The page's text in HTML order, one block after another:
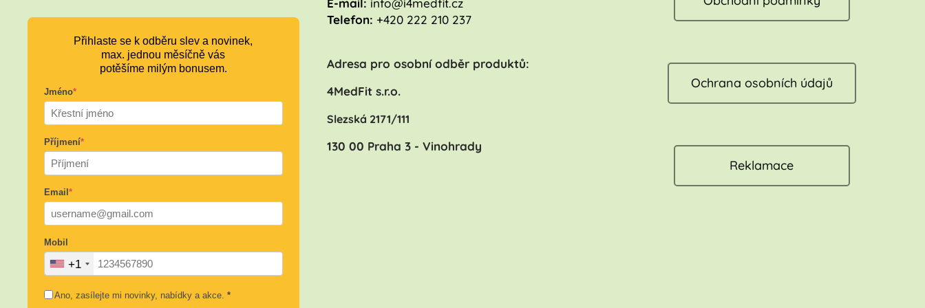
Přihlaste se k odběru slev a novinek,
max. jednou měsíčně vás
potěšíme milým bonusem.
Jméno*
Příjmení*
Email *
Mobil
+1
Ano, zasílejte mi novinky, nabídky a akce. *
E-mail: info@i4medfit.cz
Telefon: +420 222 210 237
Adresa pro osobní odběr produktů:
4MedFit s.r.o.
Slezská 2171/111
130 00 Praha 3 - Vinohrady
Ochrana osobních údajů
Reklamace